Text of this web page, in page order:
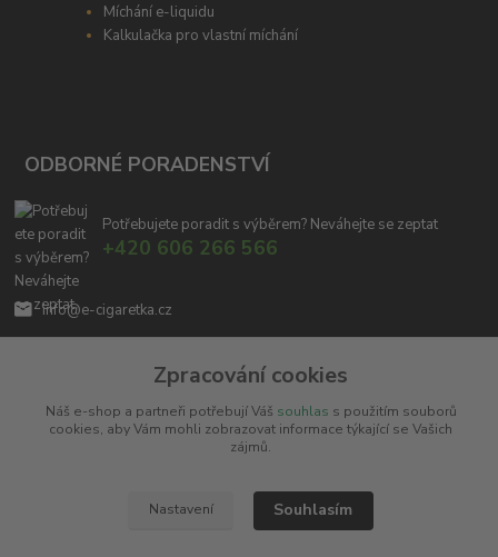
Míchání e-liquidu
Kalkulačka pro vlastní míchání
ODBORNÉ PORADENSTVÍ
Potřebujete poradit s výběrem? Neváhejte se zeptat
+420 606 266 566
info@e-cigaretka.cz
Miroslav Černý - MCx.cz. Všechna práva vyhrazena.
Zpracování cookies
Náš e-shop a partneři potřebují Váš souhlas s použitím souborů
cookies, aby Vám mohli zobrazovat informace týkající se Vašich
zájmů.
Nastavení Souhlasím